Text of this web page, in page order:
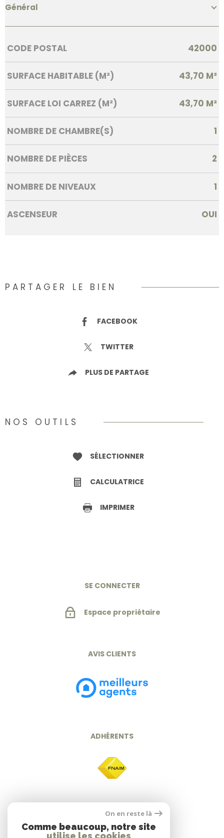
Général
Caractérisque Valeurs
CODE POSTAL 42000
SURFACE HABITABLE (M²) 43,70 M²
SURFACE LOI CARREZ (M²) 43,70 M²
NOMBRE DE CHAMBRE(S) 1
NOMBRE DE PIÈCES 2
NOMBRE DE NIVEAUX 1
ASCENSEUR OUI
PARTAGER LE BIEN
FACEBOOK
TWITTER
PLUS DE PARTAGE
NOS OUTILS
SÉLECTIONNER
CALCULATRICE
IMPRIMER
SE CONNECTER
Espace propriétaire
AVIS CLIENTS
ADHÉRENTS
On en reste là
Comme beaucoup, notre site
utilise les cookies